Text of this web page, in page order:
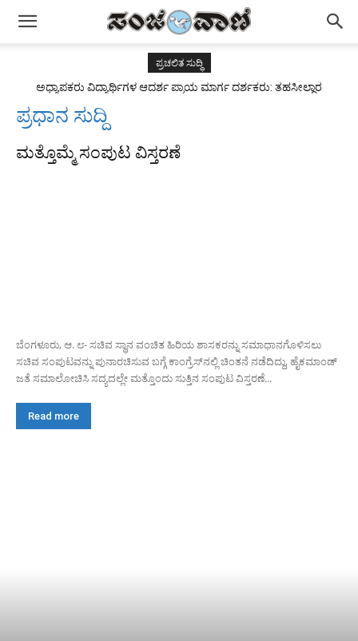
ಪ್ರಚಲಿತ ಸುದ್ಧಿ
ಅಧ್ಯಾಪಕರು ವಿದ್ಯಾರ್ಥಿಗಳ ಆದರ್ಶ ಪ್ರಾಯ ಮಾರ್ಗ ದರ್ಶಕರು: ತಹಸೀಲ್ದಾರ
ಪ್ರಧಾನ ಸುದ್ದಿ
ಮತ್ತೊಮ್ಮೆ ಸಂಪುಟ ವಿಸ್ತರಣೆ
ಬೆಂಗಳೂರು, ಆ. ೮- ಸಚಿವ ಸ್ಥಾನ ವಂಚಿತ ಹಿರಿಯ ಶಾಸಕರನ್ನು ಸಮಾಧಾನಗೊಳಿಸಲು
ಸಚಿವ ಸಂಪುಟವನ್ನು ಪುನಾರಚಿಸುವ ಬಗ್ಗೆ ಕಾಂಗ್ರೆಸ್‌ನಲ್ಲಿ ಚಿಂತನೆ ನಡೆದಿದ್ದು, ಹೈಕಮಾಂಡ್
ಜತೆ ಸಮಾಲೋಚಿಸಿ ಸದ್ಯದಲ್ಲೇ ಮತ್ತೊಂದು ಸುತ್ತಿನ ಸಂಪುಟ ವಿಸ್ತರಣೆ...
Read more